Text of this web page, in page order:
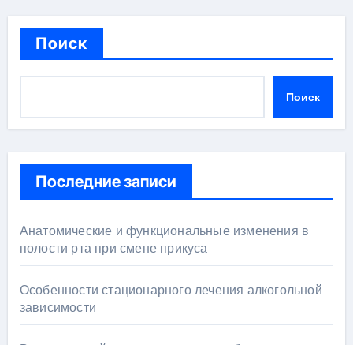
Поиск
Поиск
Последние записи
Анатомические и функциональные изменения в
полости рта при смене прикуса
Особенности стационарного лечения алкогольной
зависимости